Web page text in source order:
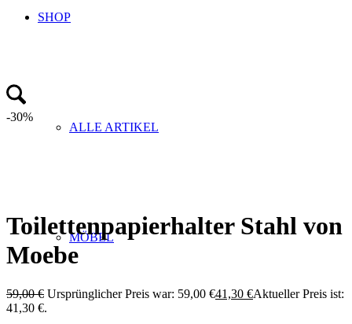
SHOP
ALLE ARTIKEL
MÖBEL
-30%
Toilettenpapierhalter Stahl von
Moebe
59,00€ Ursprünglicher Preis war: 59,00 €41,30 €Aktueller Preis ist:
41,30 €.